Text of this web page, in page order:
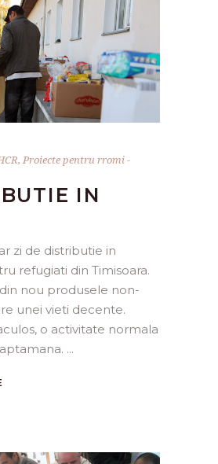
, Proiecte pentru rromi
IN
zi de distributie in
refugiati din Timisoara.
nou produsele non-
unei vieti decente.
o activitate normala